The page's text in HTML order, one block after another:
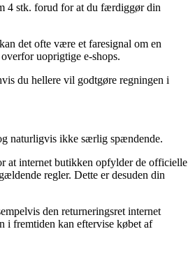
4 stk. forud for at du færdiggør din
det ofte være et faresignal om en
uoprigtige e-shops.
du hellere vil godtgøre regningen i
naturligvis ikke særlig spændende.
at internet butikken opfylder de officielle
regler. Dette er desuden din
den returneringsret internet
i fremtiden kan eftervise købet af